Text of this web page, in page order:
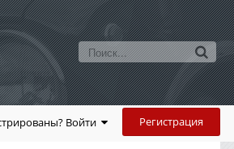
Войти Регистрация